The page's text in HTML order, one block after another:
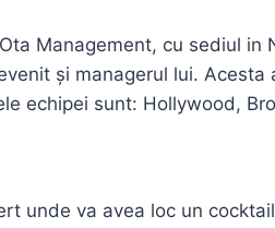
Management, cu sediul
și managerul lui.
echipei sunt: Hollywood,
unde va avea loc un